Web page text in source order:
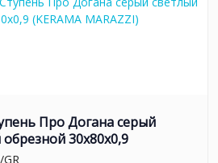
Про Догана серый
30x80x0,9